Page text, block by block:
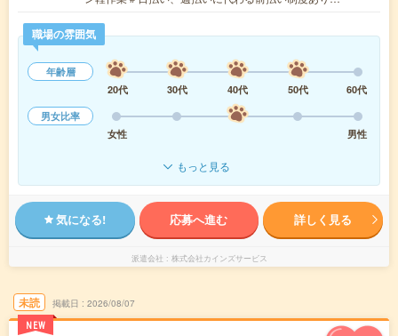
職場の雰囲気
年齢層
20代
30代 40代 50代
60代
男女比率
女性
男性
もっと見る
気になる! 応募へ進む 詳しく見る
派遣会社 株式会社カインズサービス
未読
NEW
掲載日 2026/08/07